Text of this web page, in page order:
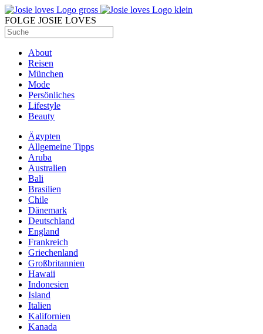
FOLGE JOSIE LOVES
About
Reisen
München
Mode
Persönliches
Lifestyle
Beauty
Ägypten
Allgemeine Tipps
Aruba
Australien
Bali
Brasilien
Chile
Dänemark
Deutschland
England
Frankreich
Griechenland
Großbritannien
Hawaii
Indonesien
Island
Italien
Kalifornien
Kanada